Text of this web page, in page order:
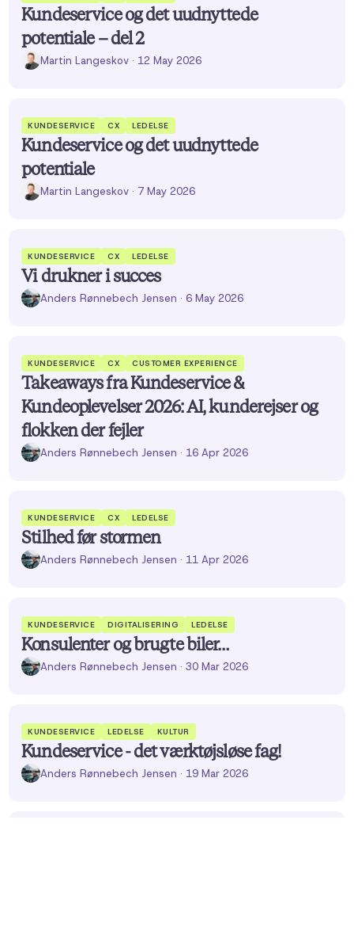
Kundeservice og det uudnyttede
potentiale – del 2
Martin Langeskov · 12 May 2026
KUNDESERVICE CX LEDELSE
Kundeservice og det uudnyttede
potentiale
Martin Langeskov · 7 May 2026
KUNDESERVICE CX LEDELSE
Vi drukner i succes
Anders Rønnebech Jensen · 6 May 2026
KUNDESERVICE CX CUSTOMER EXPERIENCE
Takeaways fra Kundeservice &
Kundeoplevelser 2026: AI, kunderejser og
flokken der fejler
Anders Rønnebech Jensen · 16 Apr 2026
KUNDESERVICE CX LEDELSE
Stilhed før stormen
Anders Rønnebech Jensen · 11 Apr 2026
KUNDESERVICE DIGITALISERING LEDELSE
Konsulenter og brugte biler…
Anders Rønnebech Jensen · 30 Mar 2026
KUNDESERVICE LEDELSE KULTUR
Kundeservice - det værktøjsløse fag!
Anders Rønnebech Jensen · 19 Mar 2026